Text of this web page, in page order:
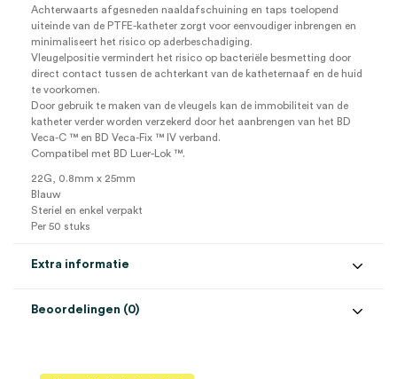
Achterwaarts afgesneden naaldafschuining en taps toelopend
uiteinde van de PTFE-katheter zorgt voor eenvoudiger inbrengen en
minimaliseert het risico op aderbeschadiging.
Vleugelpositie vermindert het risico op bacteriële besmetting door
direct contact tussen de achterkant van de katheternaaf en de huid
te voorkomen.
Door gebruik te maken van de vleugels kan de immobiliteit van de
katheter verder worden verzekerd door het aanbrengen van het BD
Veca-C ™ en BD Veca-Fix ™ IV verband.
Compatibel met BD Luer-Lok ™.
22G, 0.8mm x 25mm
Blauw
Steriel en enkel verpakt
Per 50 stuks
Extra informatie
Beoordelingen (0)